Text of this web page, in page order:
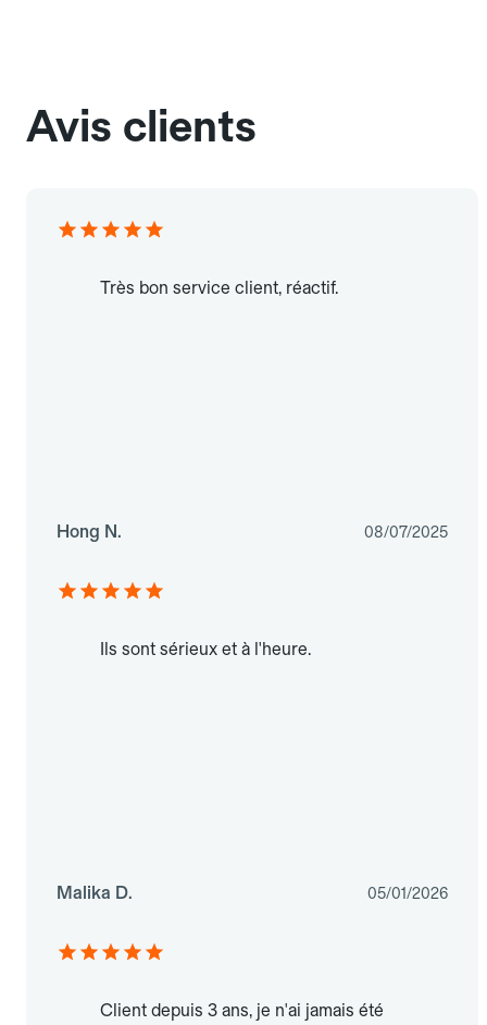
Avis clients
Très bon service client, réactif.
Hong N. 08/07/2025
Ils sont sérieux et à l'heure.
Malika D. 05/01/2026
Client depuis 3 ans, je n'ai jamais été